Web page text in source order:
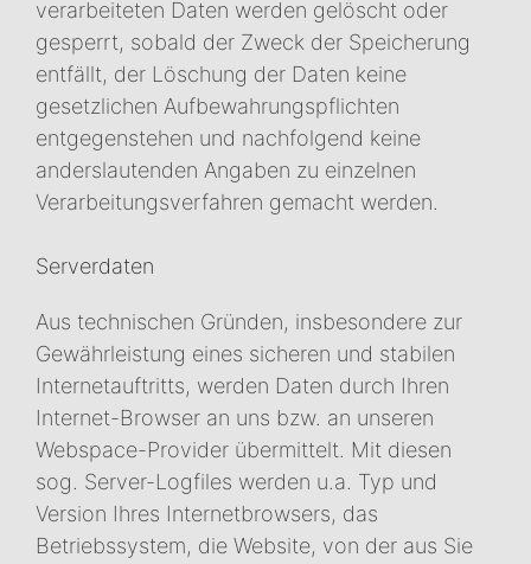
verarbeiteten Daten werden gelöscht oder
gesperrt, sobald der Zweck der Speicherung
entfällt, der Löschung der Daten keine
gesetzlichen Aufbewahrungspflichten
entgegenstehen und nachfolgend keine
anderslautenden Angaben zu einzelnen
Verarbeitungsverfahren gemacht werden.
Serverdaten
Aus technischen Gründen, insbesondere zur
Gewährleistung eines sicheren und stabilen
Internetauftritts, werden Daten durch Ihren
Internet-Browser an uns bzw. an unseren
Webspace-Provider übermittelt. Mit diesen
sog. Server-Logfiles werden u.a. Typ und
Version Ihres Internetbrowsers, das
Betriebssystem, die Website, von der aus Sie